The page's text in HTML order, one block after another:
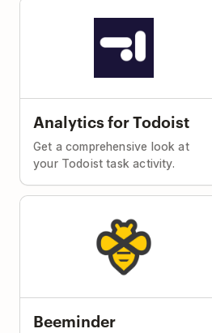
Analytics for Todoist
Get a comprehensive look at
your Todoist task activity.
Beeminder